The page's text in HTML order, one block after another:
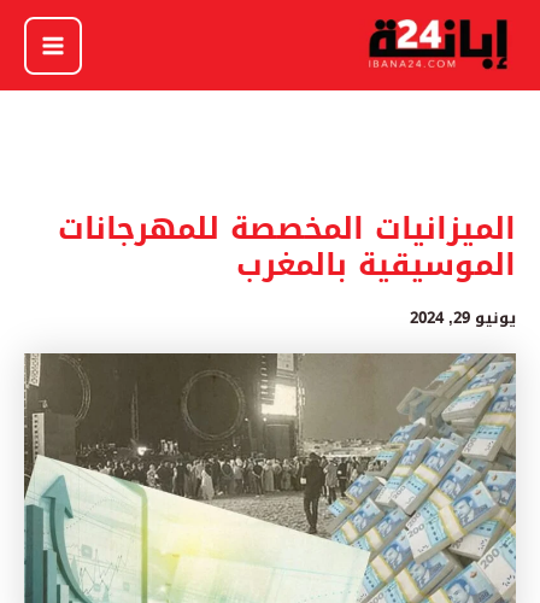
تخطي
المحتوى
الميزانيات المخصصة للمهرجانات
الموسيقية بالمغرب
يونيو 29, 2024